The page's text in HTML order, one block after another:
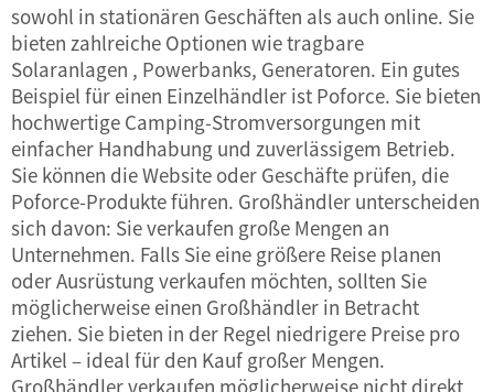
sowohl in stationären Geschäften als auch online. Sie
bieten zahlreiche Optionen wietragbare
Solaranlagen , Powerbanks, Generatoren. Ein gutes
Beispiel für einen Einzelhändler ist Poforce. Sie bieten
hochwertige Camping-Stromversorgungen mit
einfacher Handhabung und zuverlässigem Betrieb.
Sie können die Website oder Geschäfte prüfen, die
Poforce-Produkte führen. Großhändler unterscheiden
sich davon: Sie verkaufen große Mengen an
Unternehmen. Falls Sie eine größere Reise planen
oder Ausrüstung verkaufen möchten, sollten Sie
möglicherweise einen Großhändler in Betracht
ziehen. Sie bieten in der Regel niedrigere Preise pro
Artikel – ideal für den Kauf großer Mengen.
Großhändler verkaufen möglicherweise nicht direkt